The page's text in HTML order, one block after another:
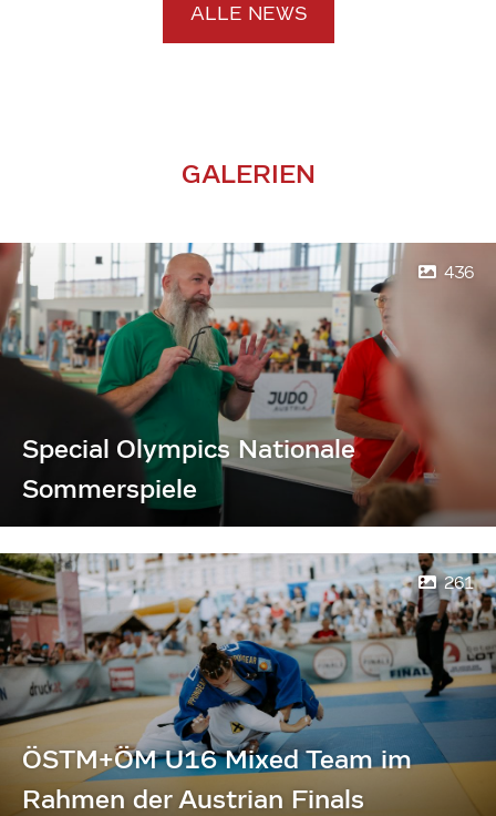
ALLE NEWS
GALERIEN
436
Special Olympics Nationale
Sommerspiele
261
ÖSTM+ÖM U16 Mixed Team im
Rahmen der Austrian Finals